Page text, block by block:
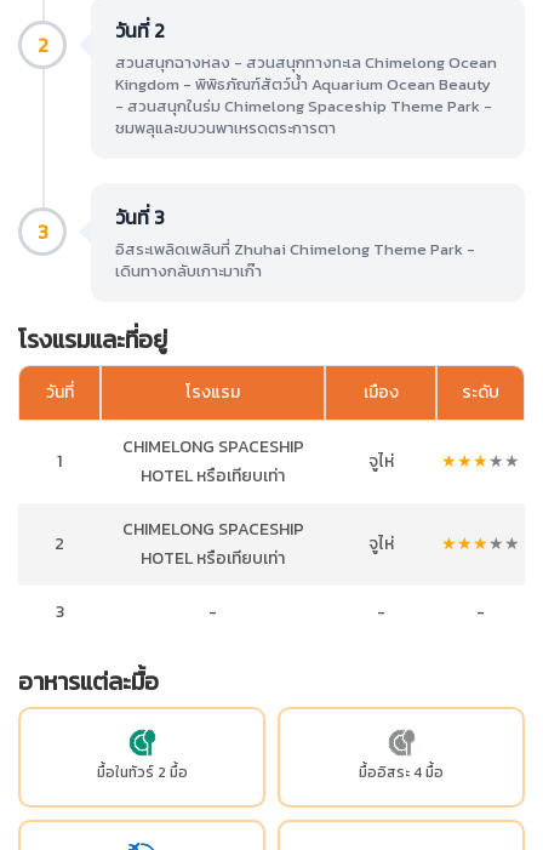
2 วันที่ 2
สวนสนุกฉางหลง - สวนสนุกทางทะเล Chimelong Ocean
Kingdom - พิพิธภัณฑ์สัตว์น้ำ Aquarium Ocean Beauty
- สวนสนุกในร่ม Chimelong Spaceship Theme Park -
ชมพลุและขบวนพาเหรดตระการตา
3 วันที่ 3
อิสระเพลิดเพลินที่ Zhuhai Chimelong Theme Park -
เดินทางกลับเกาะมาเก๊า
โรงแรมและที่อยู่
วันที่ โรงแรม เมือง ระดับ
1
CHIMELONG SPACESHIP
HOTEL หรือเทียบเท่า
จูไห่ ★★★★★
2
CHIMELONG SPACESHIP
HOTEL หรือเทียบเท่า
จูไห่ ★★★★★
3 - - -
อาหารแต่ละมื้อ
มื้อในทัวร์ 2 มื้อ มื้ออิสระ 4 มื้อ